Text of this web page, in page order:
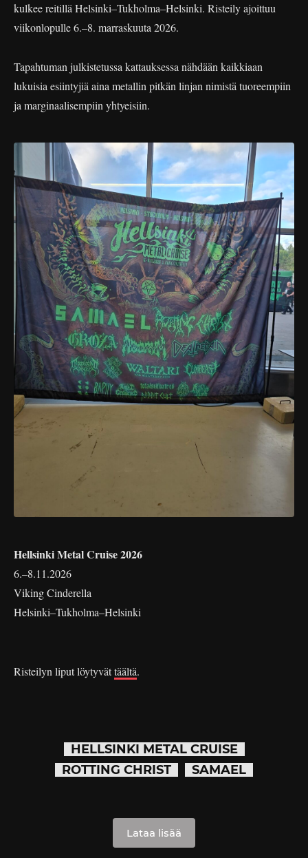
kulkee reitillä Helsinki–Tukholma–Helsinki. Risteily ajoittuu
viikonlopulle 6.–8. marraskuuta 2026.
Tapahtuman julkistetussa kattauksessa nähdään kaikkiaan
lukuisia esiintyjiä aina metallin pitkän linjan nimistä tuoreempiin
ja marginaalisempiin yhtyeisiin.
Hellsinki Metal Cruise 2026
6.–8.11.2026
Viking Cinderella
Helsinki–Tukholma–Helsinki
Risteilyn liput löytyvättäältä.
HELLSINKI METAL CRUISE
ROTTING CHRIST
SAMAEL
Lataa lisää